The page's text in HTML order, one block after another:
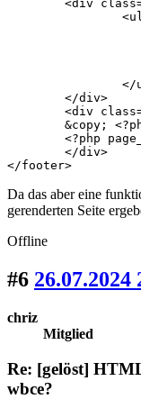
</footer>
Da das aber eine
gerenderten Seite
Offline
#6 26.07.2024
chriz
Mitglied
Re: [gelöst]
wbce?